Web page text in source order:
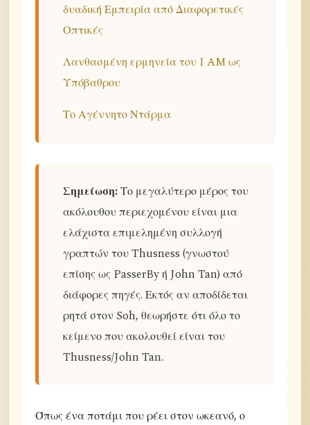
δυαδική Εμπειρία από Διαφορετικές
Οπτικές
Λανθασμένη ερμηνεία του I AM ως
Υπόβαθρου
Το Αγέννητο Ντάρμα
Σημείωση:Το μεγαλύτερο μέρος του
ακόλουθου περιεχομένου είναι μια
ελάχιστα επιμελημένη συλλογή
γραπτών του Thusness (γνωστού
επίσης ως PasserBy ή John Tan) από
διάφορες πηγές. Εκτός αν αποδίδεται
ρητά στον Soh, θεωρήστε ότι όλο το
κείμενο που ακολουθεί είναι του
Thusness/John Tan.
Όπως ένα ποτάμι που ρέει στον ωκεανό, ο